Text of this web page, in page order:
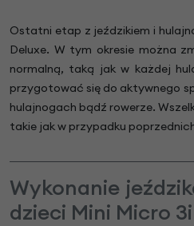
Ostatni etap z jeździkiem i
Deluxe. W tym okresie można
normalną, taką jak w każdej
przygotować się do aktywnego
hulajnogach bądź rowerze.
takie jak w przypadku
Wykonanie
dzieci Mini Micro